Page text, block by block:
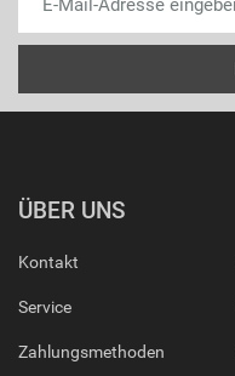
ÜBER UNS
Kontakt
Service
Zahlungsmethoden